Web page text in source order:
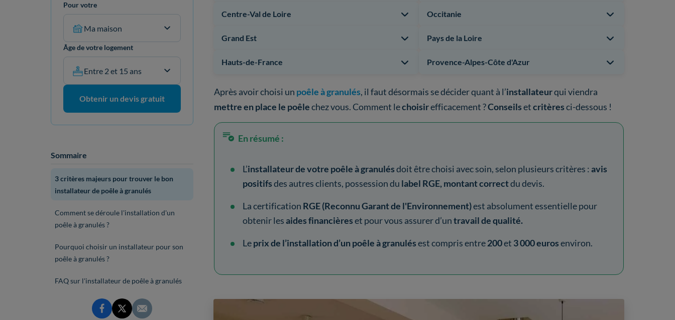
Pour votre
Ma maison
Âge de votre logement
Entre 2 et 15 ans
Obtenir un devis gratuit
Sommaire
3 critères majeurs pour trouver le bon
installateur de poêle à granulés
Comment se déroule l'installation d'un
poêle à granulés ?
Pourquoi choisir un installateur pour son
poêle à granulés ?
FAQ sur l'installateur de poêle à granulés
Centre-Val de Loire
Grand Est
Hauts-de-France
Occitanie
Pays de la Loire
Provence-Alpes-Côte d'Azur
Après avoir choisi un poêle à granulés, il faut désormais se décider quant à l’installateurqui viendra
mettre en place le poêlechez vous. Comment lechoisirefficacement ?Conseilsetcritèresci-dessous !
En résumé :
L’installateur de votre poêle à granulésdoit être choisi avec soin, selon plusieurs critères :avis
positifsdes autres clients, possession du label RGE, montant correctdu devis.
La certification RGE (Reconnu Garant de l'Environnement)est absolument essentielle pour
obtenir lesaides financièreset pour vous assurer d’untravail de qualité.
Leprix de l’installation d’un poêle à granulésest compris entre200et 3 000 eurosenviron.